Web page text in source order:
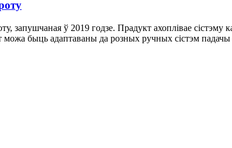
запушчаная ў 2019 годзе. Прадукт ахоплівае
быць адаптаваны да розных ручных сістэм падачы